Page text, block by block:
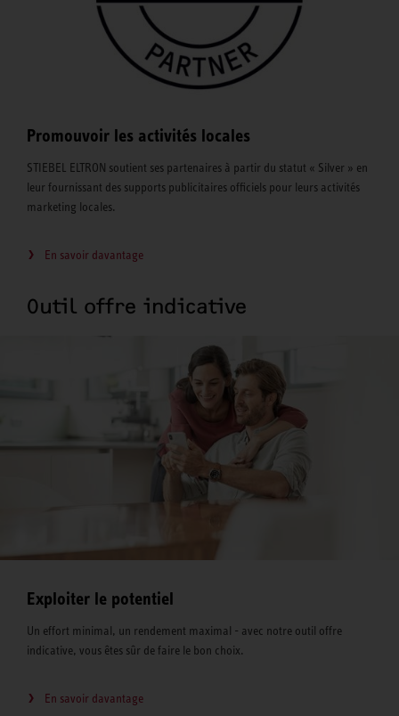
Promouvoir les activités locales
STIEBEL ELTRON soutient ses partenaires à partir du statut « Silver » en
leur fournissant des supports publicitaires officiels pour leurs activités
marketing locales.
En savoir davantage
Outil offre indicative
Exploiter le potentiel
Un effort minimal, un rendement maximal - avec notre outil offre
indicative, vous êtes sûr de faire le bon choix.
En savoir davantage